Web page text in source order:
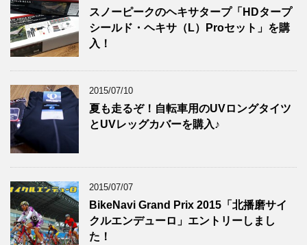
スノーピークのヘキサタープ「HDタープ
シールド・ヘキサ（L）Proセット」を購
入！
2015/07/10
夏も走るぞ！自転車用のUVロングタイツ
とUVレッグカバーを購入♪
2015/07/07
BikeNavi Grand Prix 2015「北播磨サイ
クルエンデューロ」エントリーしまし
た！